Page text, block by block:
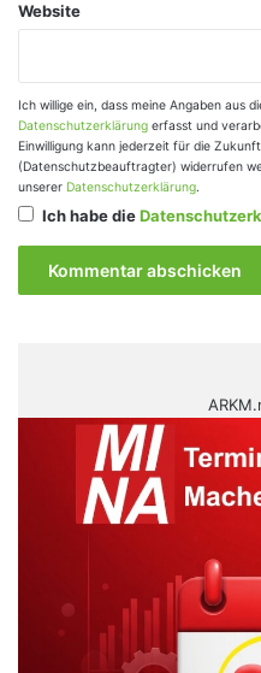
Website
Ich willige ein, dass meine Angaben aus
Datenschutzerklärung erfasst und
Einwilligung kann jederzeit für die
(Datenschutzbeauftragter) widerrufen
unserer Datenschutzerklärung.
Ich habe die